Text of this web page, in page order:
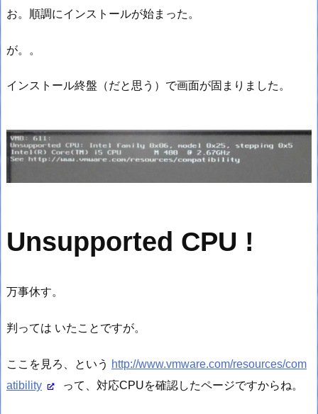
お。順調にインストールが始まった。
が。。
インストール終盤（だと思う）で画面が固まりました。
Unsupported CPU !
万事休す。
判っては いたことですが。
ここを見ろ、という http://www.vmware.com/resources/com
atibility
って、対応CPUを確認したページですからね。